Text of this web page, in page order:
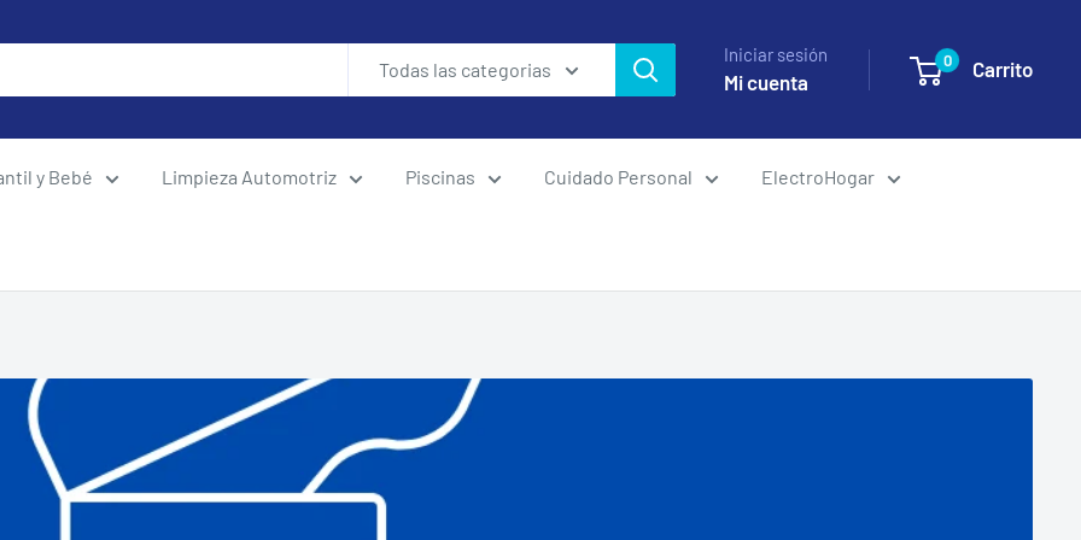
Todas las categorias
Iniciar sesión
Mi cuenta
0 Carrito
y Bebé Limpieza Automotriz Piscinas Cuidado Personal ElectroHogar